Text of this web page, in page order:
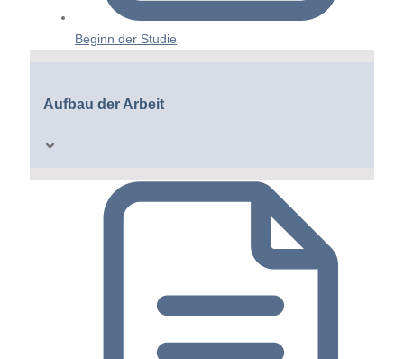
Beginn der Studie
Aufbau der Arbeit